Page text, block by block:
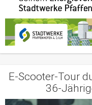
E-Scooter-Tour
36-